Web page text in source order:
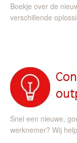
Boekje over de
verschillende
Snel een nieuwe,
werknemer? Wij